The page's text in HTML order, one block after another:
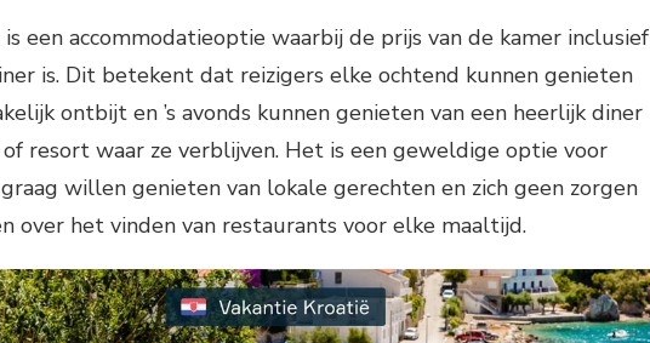
een accommodatieoptie waarbij de prijs van de kamer inclusief
is. Dit betekent dat reizigers elke ochtend kunnen genieten
ontbijt en ’s avonds kunnen genieten van een heerlijk diner
resort waar ze verblijven. Het is een geweldige optie voor
willen genieten van lokale gerechten en zich geen zorgen
over het vinden van restaurants voor elke maaltijd.